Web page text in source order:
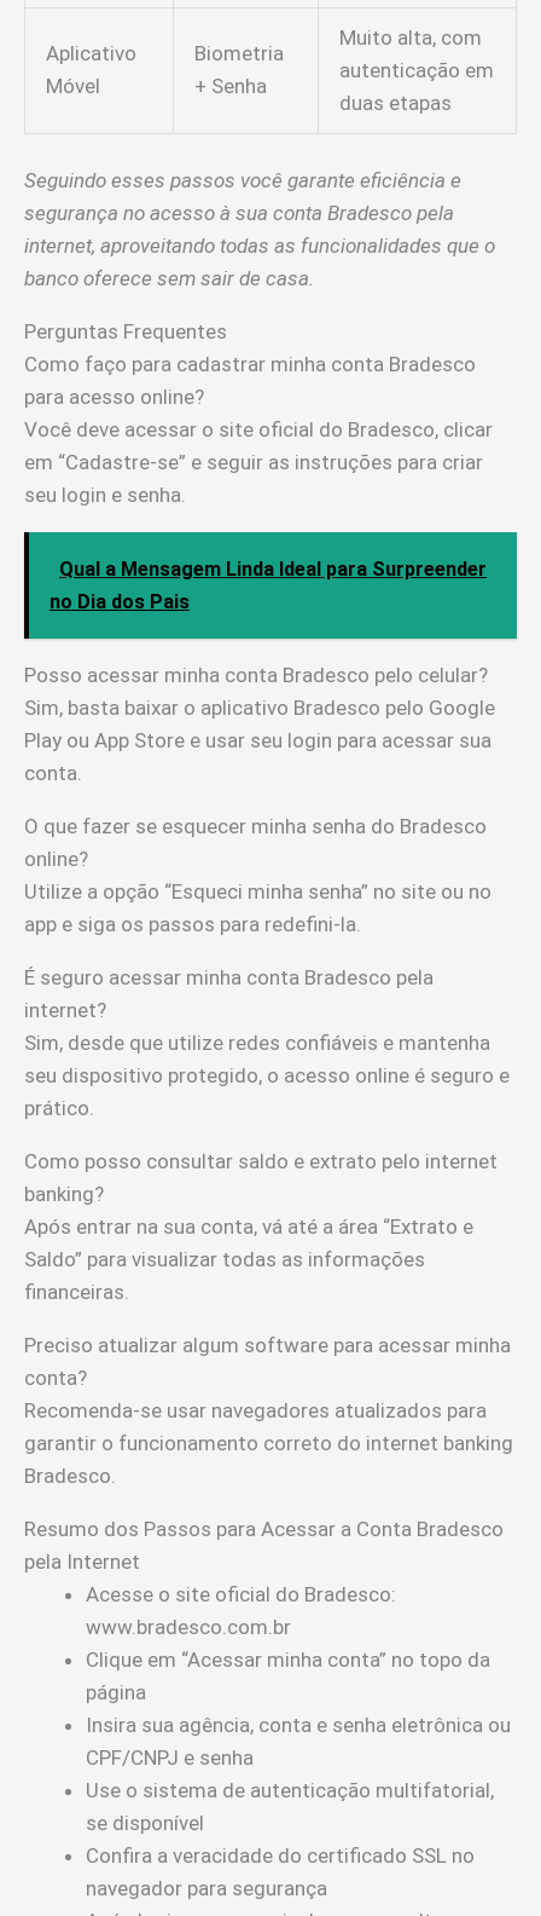
Aplicativo
Móvel
Biometria
+ Senha
Muito alta, com
autenticação em
duas etapas
Seguindo esses passos você garante eficiência e
segurança no acesso à sua conta Bradesco pela
internet, aproveitando todas as funcionalidades que o
banco oferece sem sair de casa.
Perguntas Frequentes
Como faço para cadastrar minha conta Bradesco
para acesso online?
Você deve acessar o site oficial do Bradesco, clicar
em “Cadastre-se” e seguir as instruções para criar
seu login e senha.
Qual a Mensagem Linda Ideal para Surpreender
no Dia dos Pais
Posso acessar minha conta Bradesco pelo celular?
Sim, basta baixar o aplicativo Bradesco pelo Google
Play ou App Store e usar seu login para acessar sua
conta.
O que fazer se esquecer minha senha do Bradesco
online?
Utilize a opção “Esqueci minha senha” no site ou no
app e siga os passos para redefini-la.
É seguro acessar minha conta Bradesco pela
internet?
Sim, desde que utilize redes confiáveis e mantenha
seu dispositivo protegido, o acesso online é seguro e
prático.
Como posso consultar saldo e extrato pelo internet
banking?
Após entrar na sua conta, vá até a área “Extrato e
Saldo” para visualizar todas as informações
financeiras.
Preciso atualizar algum software para acessar minha
conta?
Recomenda-se usar navegadores atualizados para
garantir o funcionamento correto do internet banking
Bradesco.
Resumo dos Passos para Acessar a Conta Bradesco
pela Internet
Acesse o site oficial do Bradesco:
www.bradesco.com.br
Clique em “Acessar minha conta” no topo da
página
Insira sua agência, conta e senha eletrônica ou
CPF/CNPJ e senha
Use o sistema de autenticação multifatorial,
se disponível
Confira a veracidade do certificado SSL no
navegador para segurança